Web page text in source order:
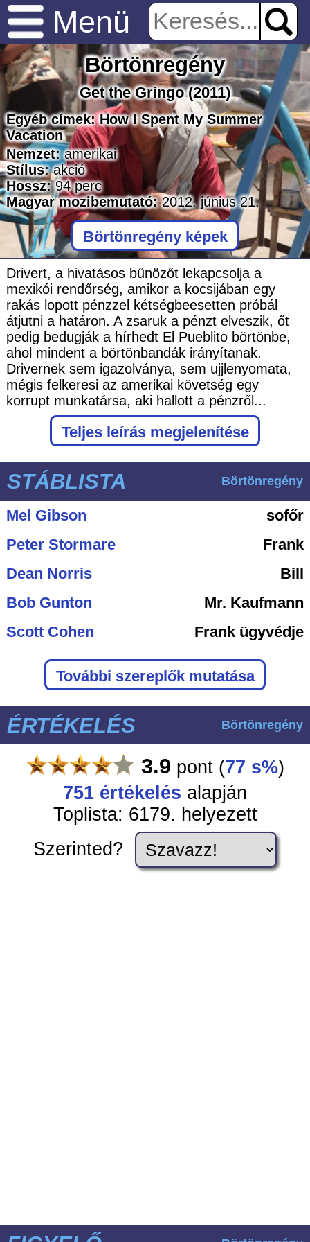
Menü
Börtönregény
Get the Gringo(2011)
Egyéb címek:How I Spent My Summer
Vacation
Nemzet: amerikai
Stílus: akció
Hossz: 94perc
Magyar mozibemutató:2012. június 21.
Börtönregény képek
Drivert, a hivatásos bűnözőt lekapcsolja a
mexikói rendőrség, amikor a kocsijában egy
rakás lopott pénzzel kétségbeesetten próbál
átjutni a határon. A zsaruk a pénzt elveszik, őt
pedig bedugják a hírhedt El Pueblito börtönbe,
ahol mindent a börtönbandák irányítanak.
Drivernek sem igazolványa, sem ujjlenyomata,
mégis felkeresi az amerikai követség egy
korrupt munkatársa, aki hallott a pénzről...
Teljes leírás megjelenítése
STÁBLISTA Börtönregény
Mel Gibson
sofőr
Peter Stormare
Frank
Dean Norris
Bill
Bob Gunton
Mr. Kaufmann
Scott Cohen
Frank ügyvédje
További szereplők mutatása
ÉRTÉKELÉS Börtönregény
3.9 pont (77 s%)
751 értékelés alapján
Toplista: 6179. helyezett
Szerinted?